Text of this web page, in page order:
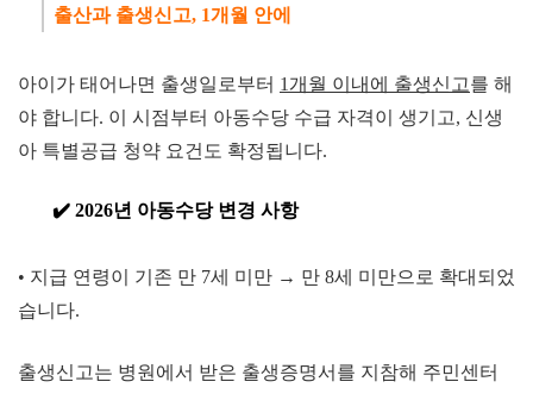
출산과 출생신고, 1개월 안에
아이가 태어나면 출생일로부터 1개월 이내에 출생신고를 해
야 합니다. 이 시점부터 아동수당 수급 자격이 생기고, 신생
아 특별공급 청약 요건도 확정됩니다.
✔️ 2026년 아동수당 변경 사항
• 지급 연령이 기존 만 7세 미만 → 만 8세 미만으로 확대되었
습니다.
출생신고는 병원에서 받은 출생증명서를 지참해 주민센터